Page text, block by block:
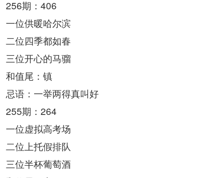
256期：406
一位供暖哈尔滨
二位四季都如春
三位开心的马骝
和值尾：镇
忌语：一举两得真叫好
255期：264
一位虚拟高考场
二位上托假排队
三位半杯葡萄酒